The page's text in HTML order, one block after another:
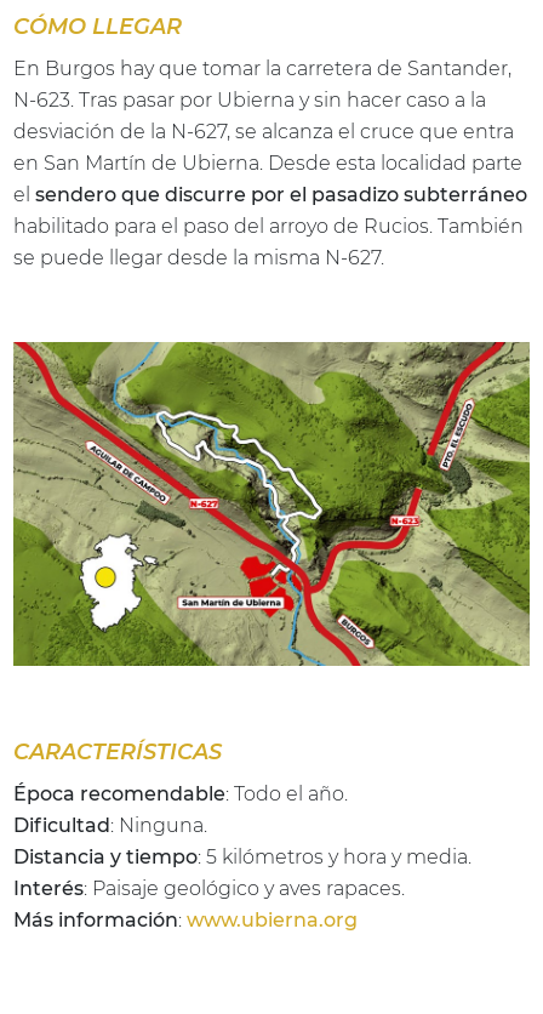
CÓMO LLEGAR
En Burgos hay que tomar la carretera de Santander,
N-623. Tras pasar por Ubierna y sin hacer caso a la
desviación de la N-627, se alcanza el cruce que entra
en San Martín de Ubierna. Desde esta localidad parte
elsendero que discurre por el pasadizo subterráneo
habilitado para el paso del arroyo de Rucios. También
se puede llegar desde la misma N-627.
CARACTERÍSTICAS
Época recomendable: Todo el año.
Dificultad: Ninguna.
Distancia y tiempo: 5 kilómetros y hora y media.
Interés: Paisaje geológico y aves rapaces.
Más información:www.ubierna.org